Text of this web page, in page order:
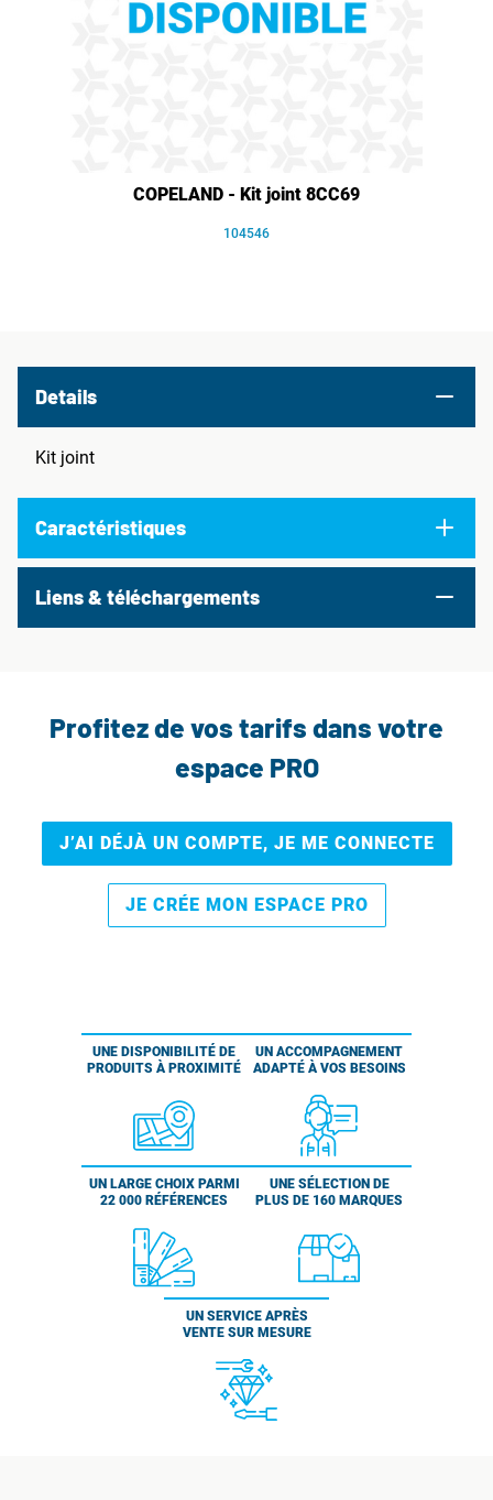
COPELAND - Kit joint 8CC69
104546
Details
Kit joint
Caractéristiques
Liens & téléchargements
Profitez de vos tarifs dans votre
espace PRO
J’AI DÉJÀ UN COMPTE, JE ME CONNECTE
JE CRÉE MON ESPACE PRO
UNE DISPONIBILITÉ DE
PRODUITS À PROXIMITÉ
UN ACCOMPAGNEMENT
ADAPTÉ À VOS BESOINS
UN LARGE CHOIX PARMI
22 000 RÉFÉRENCES
UNE SÉLECTION DE
PLUS DE 160 MARQUES
UN SERVICE APRÈS
VENTE SUR MESURE